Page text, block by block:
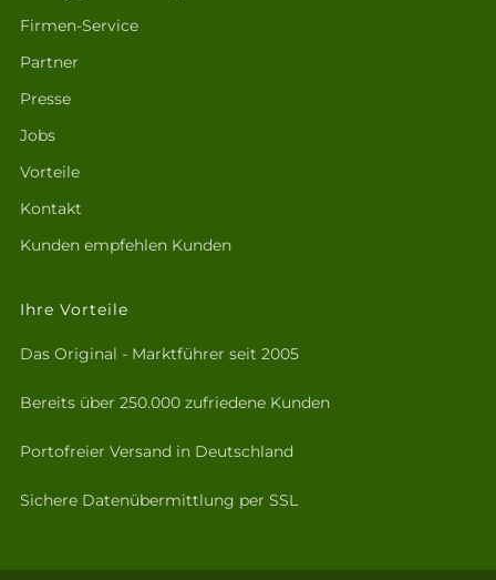
Firmen-Service
Partner
Presse
Jobs
Vorteile
Kontakt
Kunden empfehlen Kunden
Ihre Vorteile
Das Original - Marktführer seit 2005
Bereits über 250.000 zufriedene Kunden
Portofreier Versand in Deutschland
Sichere Datenübermittlung per SSL